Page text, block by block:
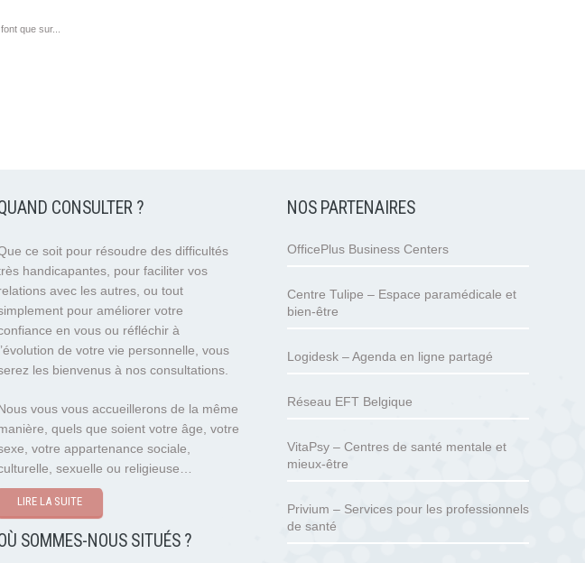
que sur...
CONSULTER ?
ce soit pour résoudre des difficultés
handicapantes, pour faciliter vos
avec les autres, ou tout
pour améliorer votre
en vous ou réfléchir à
de votre vie personnelle, vous
les bienvenus à nos consultations.
vous vous accueillerons de la même
quels que soient votre âge, votre
votre appartenance sociale,
sexuelle ou religieuse…
LIRE LA SUITE
SOMMES-NOUS SITUÉS ?
NOS PARTENAIRES
OfficePlus Business Centers
Centre Tulipe – Espace paramédicale et
bien-être
Logidesk – Agenda en ligne partagé
Réseau EFT Belgique
VitaPsy – Centres de santé mentale et
mieux-être
Privium – Services pour les professionnels
de santé